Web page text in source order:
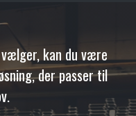
kan du være
der passer til